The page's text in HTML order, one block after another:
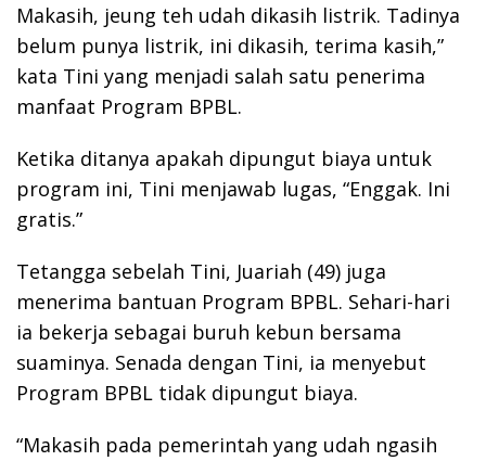
Makasih, jeung teh udah dikasih listrik. Tadinya
belum punya listrik, ini dikasih, terima kasih,”
kata Tini yang menjadi salah satu penerima
manfaat Program BPBL.
Ketika ditanya apakah dipungut biaya untuk
program ini, Tini menjawab lugas, “Enggak. Ini
gratis.”
Tetangga sebelah Tini, Juariah (49) juga
menerima bantuan Program BPBL. Sehari-hari
ia bekerja sebagai buruh kebun bersama
suaminya. Senada dengan Tini, ia menyebut
Program BPBL tidak dipungut biaya.
“Makasih pada pemerintah yang udah ngasih